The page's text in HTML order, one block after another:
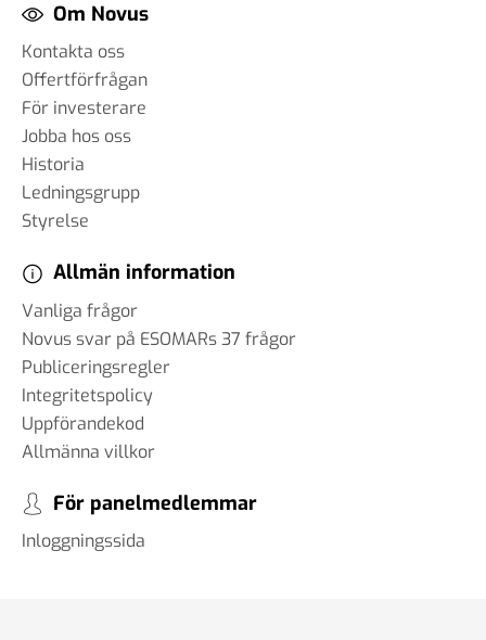
Om Novus
Kontakta oss
Offertförfrågan
För investerare
Jobba hos oss
Historia
Ledningsgrupp
Styrelse
Allmän information
Vanliga frågor
Novus svar på ESOMARs 37 frågor
Publiceringsregler
Integritetspolicy
Uppförandekod
Allmänna villkor
För panelmedlemmar
Inloggningssida